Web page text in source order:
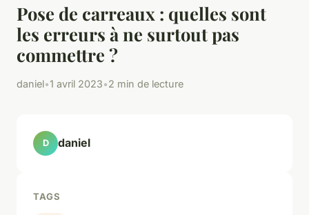
Pose de carreaux : quelles sont
les erreurs à ne surtout pas
commettre ?
daniel•1 avril 2023•2 min de lecture
D daniel
TAGS